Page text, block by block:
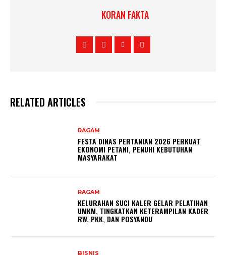
KORAN FAKTA
RELATED ARTICLES
RAGAM
FESTA DINAS PERTANIAN 2026 PERKUAT
EKONOMI PETANI, PENUHI KEBUTUHAN
MASYARAKAT
RAGAM
KELURAHAN SUCI KALER GELAR PELATIHAN
UMKM, TINGKATKAN KETERAMPILAN KADER
RW, PKK, DAN POSYANDU
BISNIS